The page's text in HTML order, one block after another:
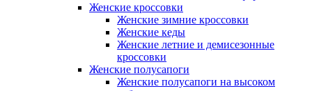
Женские кроссовки
Женские зимние кроссовки
Женские кеды
Женские летние и демисезонные
кроссовки
Женские полусапоги
Женские полусапоги на высоком